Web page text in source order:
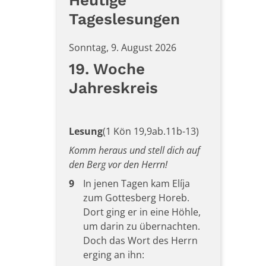
Tageslesungen
Sonntag, 9. August 2026
19. Woche
Jahreskreis
Lesung(1 Kön 19,9ab.11b-13)
Komm heraus und stell dich auf
den Berg vor den Herrn!
9
In jenen Tagen kam Elíja
zum Gottesberg Horeb.
Dort ging er in eine Höhle,
um darin zu übernachten.
Doch das Wort des Herrn
erging an ihn: